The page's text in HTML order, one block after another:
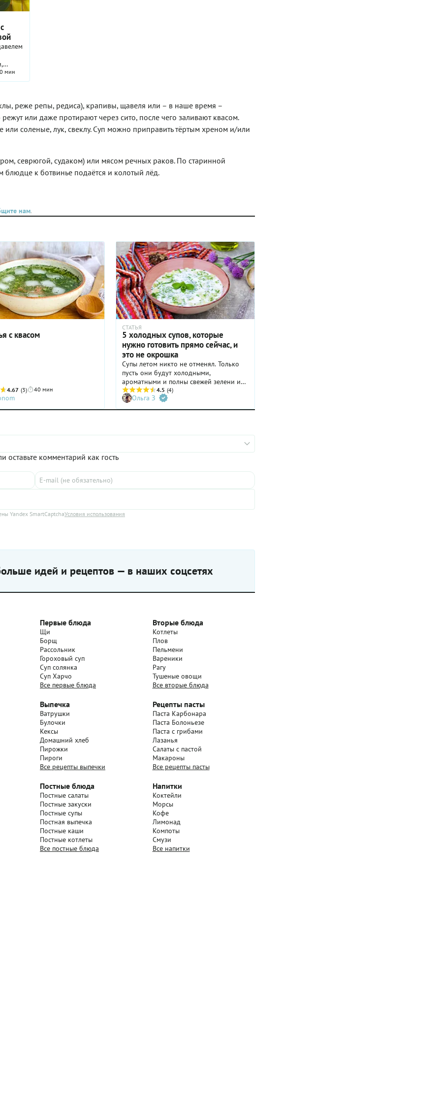
а
и
мин
реже репы, редиса), крапивы, щавеля или – в наше время –
или даже протирают через сито, после чего заливают квасом.
соленые, лук, свеклу. Суп можно приправить тёртым хреном и/или
севрюгой, судаком) или мясом речных раков. По старинной
к ботвинье подаётся и колотый лёд.
нам.
с квасом
4.67 (3) 40 мин
СТАТЬЯ
5 холодных супов, которые
нужно готовить прямо сейчас, и
это не окрошка
Супы летом никто не отменял. Только
пусть они будут холодными,
ароматными и полны свежей зелени и
овощей с грядки. Готовим 5
замечательных супов для всей семьи и
делаем это со знанием дела. В этой
похлёбки с бараниной.
4.5 (4)
Ольга З
оставьте комментарий как гость
Yandex SmartCaptchaУсловия использования
идей и рецептов — в наших соцсетях
Первые блюда
Щи
Борщ
Рассольник
Гороховый суп
Суп солянка
Суп Харчо
Все первые блюда
Вторые блюда
Котлеты
Плов
Пельмени
Вареники
Рагу
Тушеные овощи
Все вторые блюда
Выпечка
Ватрушки
Булочки
Кексы
Домашний хлеб
Пирожки
Пироги
Все рецепты выпечки
Рецепты пасты
Паста Карбонара
Паста Болоньезе
Паста с грибами
Лазанья
Салаты с пастой
Макароны
Все рецепты пасты
Постные блюда
Постные салаты
Постные закуски
Постные супы
Постная выпечка
Постные каши
Постные котлеты
Все постные блюда
Напитки
Коктейли
Морсы
Кофе
Лимонад
Компоты
Смузи
Все напитки